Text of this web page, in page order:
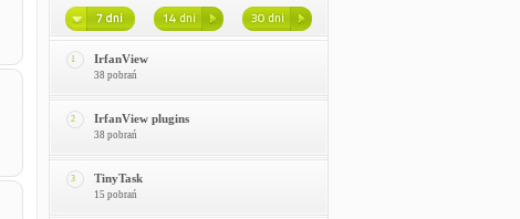
1 IrfanView
38 pobrań
2 IrfanView plugins
38 pobrań
3 TinyTask
15 pobrań